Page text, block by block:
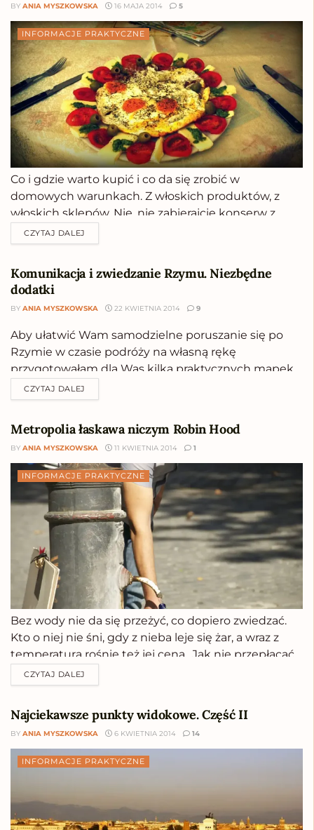
BY ANIA MYSZKOWSKA 16 MAJA 2014 5
INFORMACJE PRAKTYCZNE
Co i gdzie warto kupić i co da się zrobić w
domowych warunkach. Z włoskich produktów, z
włoskich sklepów. Nie, nie zabierajcie konserw z
Polski! Jakiś czas temu zrobiło się na blogu bardzo
rzymsko. W związku z akcją Rzym Bez Paniki,
CZYTAJ DALEJ
Komunikacja i zwiedzanie Rzymu. Niezbędne
dodatki
BY ANIA MYSZKOWSKA 22 KWIETNIA 2014 9
INFORMACJE PRAKTYCZNE
Aby ułatwić Wam samodzielne poruszanie się po
Rzymie w czasie podróży na własną rękę
przygotowałam dla Was kilka praktycznych mapek
do pobrania. 1. Rozbudowany plan komunikacji
miejskiej Rzymie. Linie metra, linie kolejek
podmiejskich wraz ze wszystkimi przystankami. 2.
Wszystkie stacje metro...
CZYTAJ DALEJ
Metropolia łaskawa niczym Robin Hood
BY ANIA MYSZKOWSKA 11 KWIETNIA 2014 1
INFORMACJE PRAKTYCZNE
Bez wody nie da się przeżyć, co dopiero zwiedzać.
Kto o niej nie śni, gdy z nieba leje się żar, a wraz z
temperaturą rośnie też jej cena.. Jak nie przepłacać
za nią w Rzymie. Ba, jak w ogóle nie płacić? Przy
całej wspaniałości jaką ma do...
CZYTAJ DALEJ
Najciekawsze punkty widokowe. Część II
BY ANIA MYSZKOWSKA 6 KWIETNIA 2014 14
INFORMACJE PRAKTYCZNE